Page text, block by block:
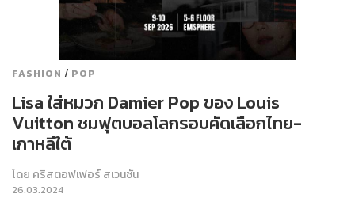
FASHION / POP
Lisa ใส่หมวก Damier Pop ของ Louis
Vuitton ชมฟุตบอลโลกรอบคัดเลือกไทย-
เกาหลีใต้
โดย คริสตอฟเฟอร์ สเวนซัน
26.03.2024